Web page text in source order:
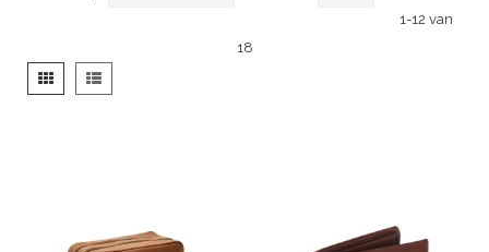
1-12 van
18
Tonen
als
Foto-
tabel
Lijst